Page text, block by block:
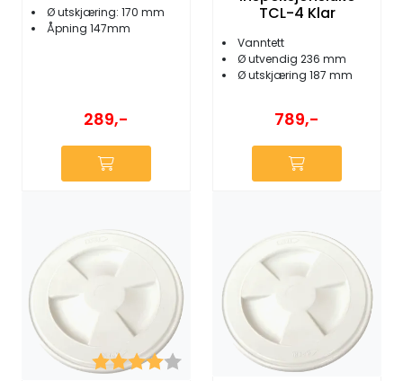
Ø utskjæring: 170 mm
Åpning 147mm
289,-
TCL-4 Klar
Vanntett
Ø utvendig 236 mm
Ø utskjæring 187 mm
789,-
Karakter: 4.0 av 5 mulige